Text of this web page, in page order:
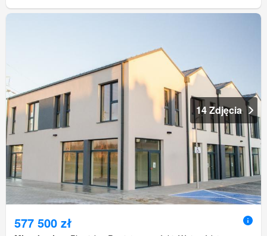
14 Zdjęcia
577 500 zł